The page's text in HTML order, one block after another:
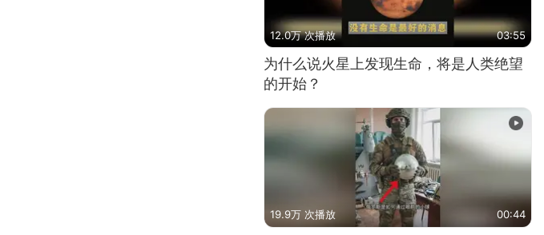
12.0万 次播放 03:55
为什么说火星上发现生命，将是人类绝望
的开始？
19.9万 次播放 00:44